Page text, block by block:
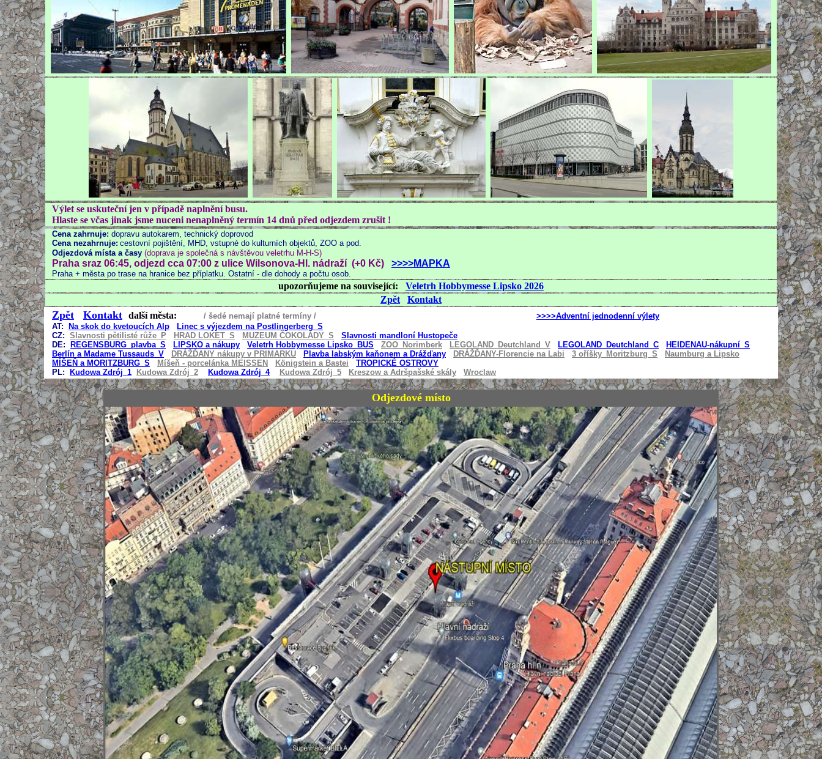
Výlet se uskuteční jen v případě naplnění busu.
Hlaste se včas jinak jsme nuceni nenaplněný termín 14 dnů před odjezdem zrušit !
Cena zahrnuje: dopravu autokarem, technický doprovod
Cena nezahrnuje: cestovní pojištění, MHD, vstupné do kulturních objektů, ZOO a pod.
Odjezdová místa a časy (doprava je společná s návštěvou veletrhu M-H-S)
Praha sraz 06:45, odjezd cca 07:00 z ulice Wilsonova-Hl. nádraží (+0 Kč) >>>>MAPKA
Praha + města po trase na hranice bez příplatku. Ostatní - dle dohody a počtu osob.
upozorňujeme na související: Veletrh Hobbymesse Lipsko 2026
Zpět
Kontakt
Zpět Kontakt další města: / šedé nemají platné termíny / >>>>Adventní jednodenní výlety
AT:
Na skok do kvetoucích Alp
Linec s výjezdem na Postlingerberg_S
CZ: Slavnosti pětilisté růže_P HRAD LOKET_S MUZEUM ČOKOLÁDY_S
Slavnosti mandloní Hustopeče
DE:
REGENSBURG_plavba_S LIPSKO a nákupy Veletrh Hobbymesse Lipsko_BUS ZOO_Norimberk LEGOLAND_Deutchland_V LEGOLAND_Deutchland_ C
HEIDENAU-nákupní_S
Berlín a Madame Tussauds_V
DRÁŽĎANY nákupy v PRIMARKU Plavba labským kaňonem a Drážďany DRÁŽĎANY-Florencie na Labi 3 oříšky_Moritzburg_S
Naumburg a Lipsko
MÍŠEŇ a MORITZBURG_S
Míšeň - porcelánka MEISSEN Königstein a Bastei
TROPICKÉ OSTROVY
PL:
Kudowa Zdrój_ 1 Kudowa Zdrój_2 Kudowa Zdrój_4 Kudowa Zdrój_ 5 Kreszow a Adršpašské skály Wroclaw
Odjezdové místo